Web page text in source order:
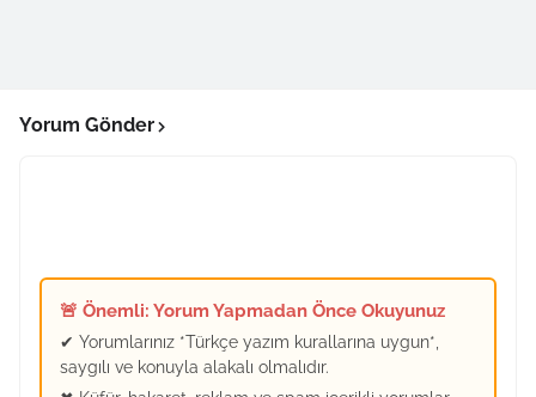
Yorum Gönder
🚨 Önemli: Yorum Yapmadan Önce Okuyunuz
✔ Yorumlarınız *Türkçe yazım kurallarına uygun*,
saygılı ve konuyla alakalı olmalıdır.